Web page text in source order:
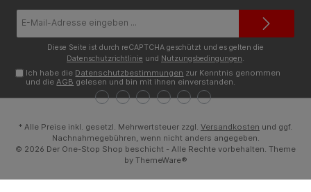
Mail-
Diese Seite ist durch reCAPTCHA geschützt und es gelten die
Datenschutzrichtlinie und Nutzungsbedingungen.
Ich habe die Datenschutzbestimmungen zur Kenntnis genommen
und dieAGB gelesen und bin mit ihnen einverstanden.
* Alle Preise inkl. gesetzl. Mehrwertsteuer zzgl. Versandkosten und ggf.
Nachnahmegebühren, wenn nicht anders angegeben.
© 2026 Der One-Stop Shop beschicht - Alle Rechte vorbehalten. Theme
by ThemeWare®